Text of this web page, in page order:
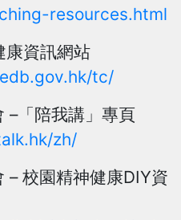
resources.html
康資訊網站
tc/
–「陪我講」專頁
zh/
– 校園精神健康DIY資